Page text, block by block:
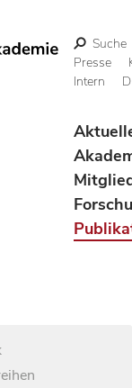
Suche
Presse
Intern